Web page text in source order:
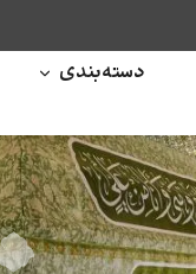
دسته‌بندی